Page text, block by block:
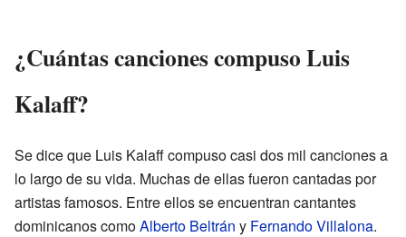
¿Cuántas canciones compuso Luis
Kalaff?
Se dice que Luis Kalaff compuso casi dos mil canciones a
lo largo de su vida. Muchas de ellas fueron cantadas por
artistas famosos. Entre ellos se encuentran cantantes
dominicanos comoAlberto Beltrán y Fernando Villalona.